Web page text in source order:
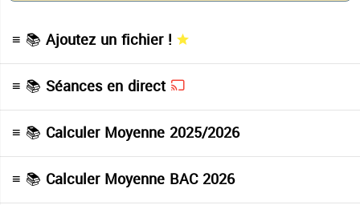
≡ 📚 Ajoutez un fichier !
≡ 📚 Séances en direct
≡ 📚 Calculer Moyenne 2025/2026
≡ 📚 Calculer Moyenne BAC 2026